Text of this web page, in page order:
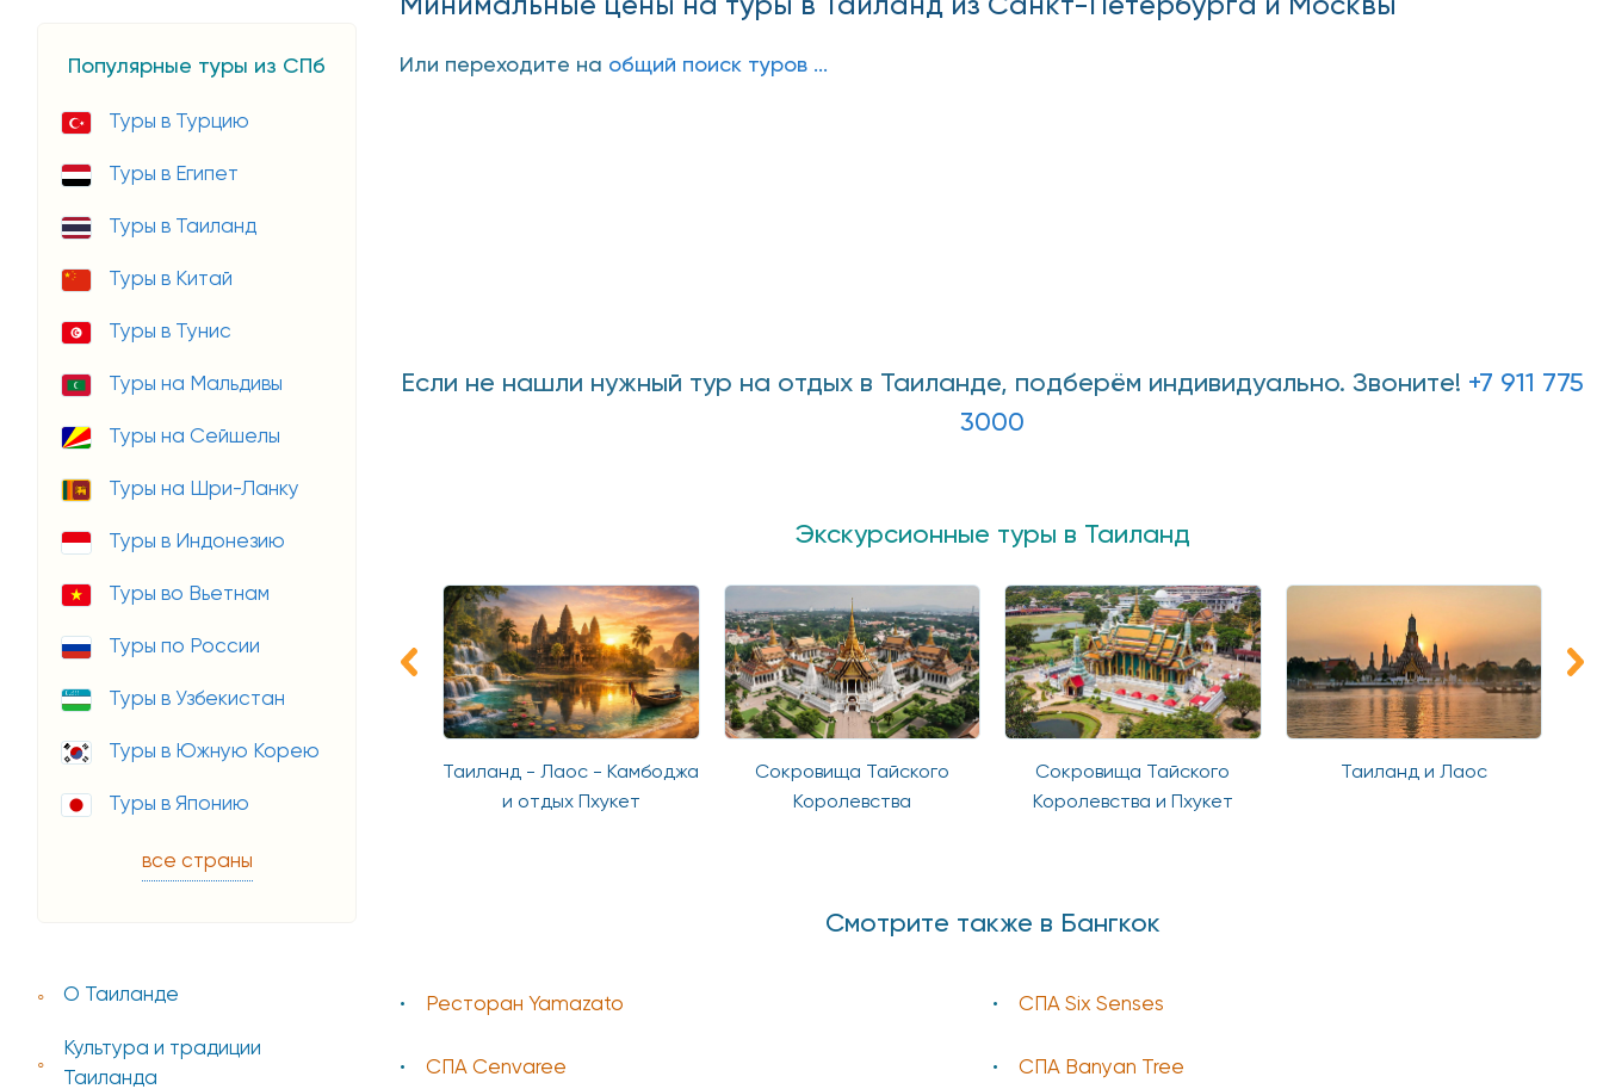
Популярные туры из СПб
Туры в Турцию
Туры в Египет
Туры в Таиланд
Туры в Китай
Туры в Тунис
Туры на Мальдивы
Туры на Сейшелы
Туры на Шри-Ланку
Туры в Индонезию
Туры во Вьетнам
Туры по России
Туры в Узбекистан
Туры в Южную Корею
Туры в Японию
все страны
О Таиланде
Культура и традиции
Таиланда
Минимальные цены на туры в Таиланд из Санкт-Петербурга и Москвы
Или переходите на общий поиск туров ...
Если не нашли нужный тур на отдых в Таиланде, подберём индивидуально. Звоните! +7 911 775
3000
Экскурсионные туры в Таиланд
Сингапур
Таиланд - Лаос - Камбоджа
и отдых Пхукет
Сокровища Тайского
Королевства
Сокровища Тайского
Королевства и Пхукет
Таиланд и Лаос
Смотрите также в Бангкок
Ресторан Yamazato СПА Six Senses
СПА Cenvaree СПА Banyan Tree